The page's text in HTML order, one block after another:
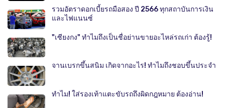
รวมอัตราดอกเบี้ยรถมือสอง ปี 2566 ทุกสถาบันการเงิน
และไฟแนนซ์
"เซียงกง" ทำไมถึงเป็นชื่อย่านขายอะไหล่รถเก่า ต้องรู้!
จานเบรกขึ้นสนิม เกิดจากอะไร! ทำไมถึงชอบขึ้นประจำ
ทำไม! ใส่รองเท้าแตะขับรถถึงผิดกฎหมาย ต้องอ่าน!